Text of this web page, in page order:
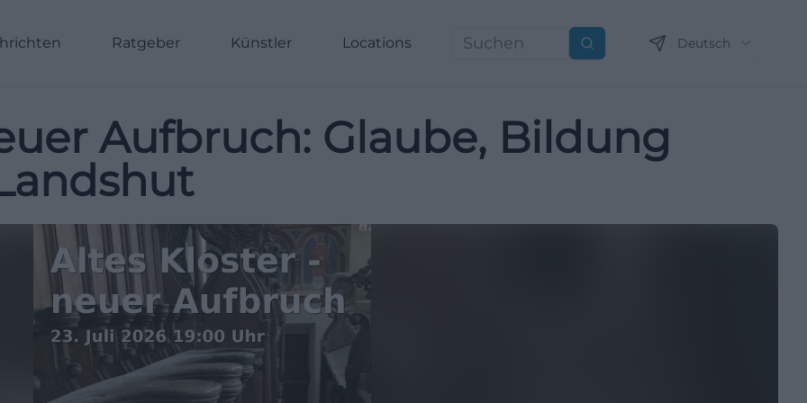
Ratgeber Künstler Locations Suchen Deutsch
Aufbruch: Glaube, Bildung